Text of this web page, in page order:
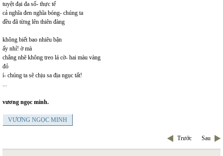
tuyệt đại đa số- thực tế
cả nghĩa đen nghĩa bóng- chúng ta
đều đã từng lên thiên đàng
không biết bao nhiêu bận
ấy nhỉ! ờ mà
chẳng nhẽ không treo lá cờ- hai màu vàng
đỏ
í- chúng ta sẽ chịu sa địa ngục tất!
...
vương ngọc minh.
VƯƠNG NGỌC MINH
Trước Sau